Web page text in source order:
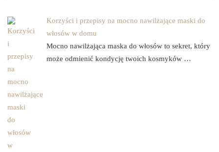
Korzyści i przepisy na mocno nawilżające maski do
włosów w domu
Mocno nawilżająca maska do włosów to sekret, który
może odmienić kondycję twoich kosmyków …